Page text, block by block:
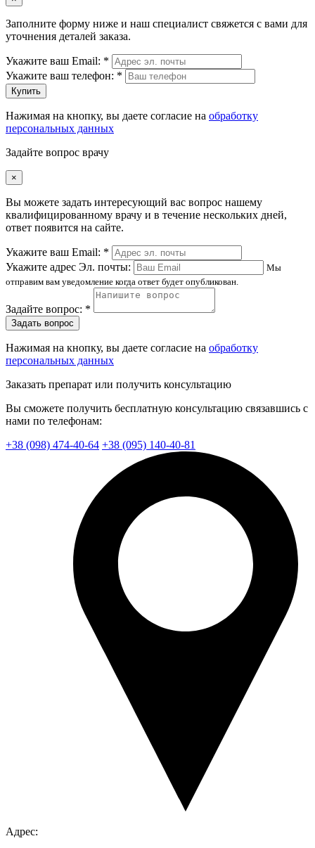
Заполните форму ниже и наш специалист свяжется с вами для
уточнения деталей заказа.
Укажите ваш Email: *
Укажите ваш телефон: *
Купить
Нажимая на кнопку, вы даете согласие на обработку
персональных данных
Задайте вопрос врачу
×
Вы можете задать интересующий вас вопрос нашему
квалифицированному врачу и в течение нескольких дней,
ответ появится на сайте.
Укажите ваш Email: *
Укажите адрес Эл. почты:
Мы
отправим вам уведомление когда ответ будет опубликован.
Задайте вопрос: *
Задать вопрос
Нажимая на кнопку, вы даете согласие на обработку
персональных данных
Заказать препарат или получить консультацию
Вы сможете получить бесплатную консультацию связавшись с
нами по телефонам:
+38 (098) 474-40-64 +38 (095) 140-40-81
Адрес: